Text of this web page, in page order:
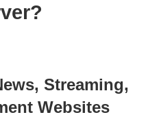
Streaming,
Websites